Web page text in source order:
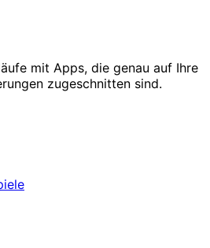
mit Apps, die genau auf Ihre
zugeschnitten sind.